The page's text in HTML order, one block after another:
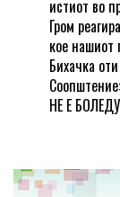
истиот во
Гром
кое нашиот
Бихачка
НЕ Е